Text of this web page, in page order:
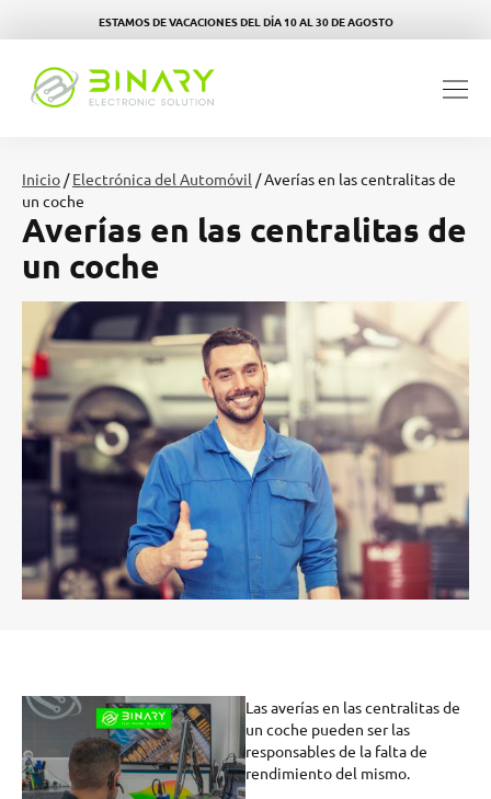
ESTAMOS DE VACACIONES DEL DÍA 10 AL 30 DE AGOSTO
Inicio /Electrónica del Automóvil / Averías en las centralitas de
un coche
Averías en las centralitas de
un coche
Las averías en las centralitas de
un coche pueden ser las
responsables de la falta de
rendimiento del mismo.